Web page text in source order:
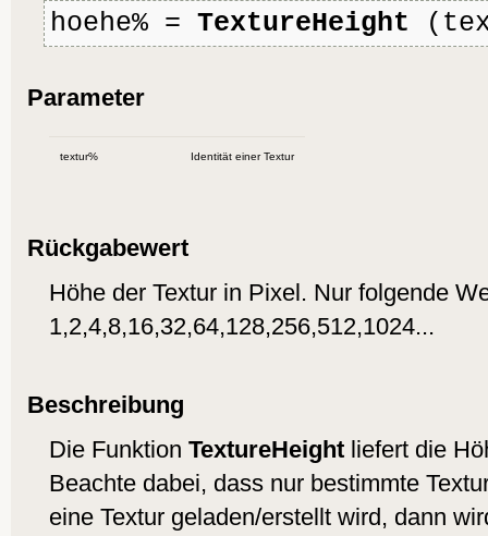
hoehe% = TextureHeight
Parameter
textur% Identität einer Textur
Rückgabewert
Höhe der Textur in Pixel. Nur folgende
1,2,4,8,16,32,64,128,256,512,1024...
Beschreibung
Die Funktion TextureHeight liefert die
Beachte dabei, dass nur bestimmte
eine Textur geladen/erstellt wird, dann